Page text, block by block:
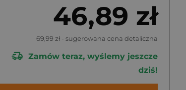
46,89 zł
69,99 zł - sugerowana cena detaliczna
Zamów teraz, wyślemy jeszcze
dziś!